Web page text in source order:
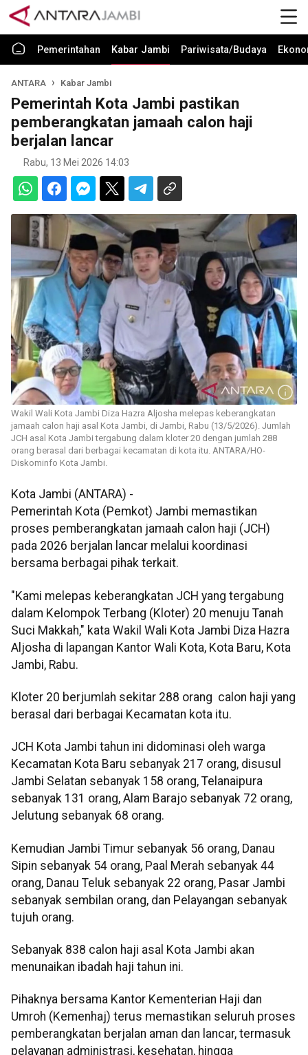
Pemerintahan Kabar Jambi Pariwisata/Budaya
ANTARA Kabar Jambi
Pemerintah Kota Jambi pastikan
pemberangkatan jamaah calon haji
berjalan lancar
Rabu, 13 Mei 2026 14:03
Wakil Wali Kota Jambi Diza Hazra Aljosha melepas keberangkatan
jamaah calon haji asal Kota Jambi, di Jambi, Rabu (13/5/2026). Jumlah
JCH asal Kota Jambi tergabung dalam kloter 20 dengan jumlah 288
orang berasal dari berbagai kecamatan di kota itu. ANTARA/HO-
Diskominfo Kota Jambi.
Kota Jambi (ANTARA) -
Pemerintah Kota (Pemkot) Jambi memastikan
proses pemberangkatan jamaah calon haji (JCH)
pada 2026 berjalan lancar melalui koordinasi
bersama berbagai pihak terkait.
"Kami melepas keberangkatan JCH yang tergabung
dalam Kelompok Terbang (Kloter) 20 menuju Tanah
Suci Makkah," kata Wakil Wali Kota Jambi Diza Hazra
Aljosha di lapangan Kantor Wali Kota, Kota Baru, Kota
Jambi, Rabu.
Kloter 20 berjumlah sekitar 288 orang calon haji yang
berasal dari berbagai Kecamatan kota itu.
JCH Kota Jambi tahun ini didominasi oleh warga
Kecamatan Kota Baru sebanyak 217 orang, disusul
Jambi Selatan sebanyak 158 orang, Telanaipura
sebanyak 131 orang, Alam Barajo sebanyak 72 orang,
Jelutung sebanyak 68 orang.
Kemudian Jambi Timur sebanyak 56 orang, Danau
Sipin sebanyak 54 orang, Paal Merah sebanyak 44
orang, Danau Teluk sebanyak 22 orang, Pasar Jambi
sebanyak sembilan orang, dan Pelayangan sebanyak
tujuh orang.
Sebanyak 838 calon haji asal Kota Jambi akan
menunaikan ibadah haji tahun ini.
Pihaknya bersama Kantor Kementerian Haji dan
Umroh (Kemenhaj) terus memastikan seluruh proses
pemberangkatan berjalan aman dan lancar, termasuk
pelayanan administrasi, kesehatan, hingga